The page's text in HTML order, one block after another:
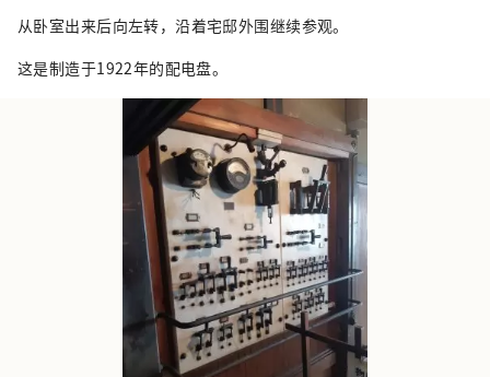
从卧室出来后向左转，沿着宅邸外围继续参观。
这是制造于1922年的配电盘。